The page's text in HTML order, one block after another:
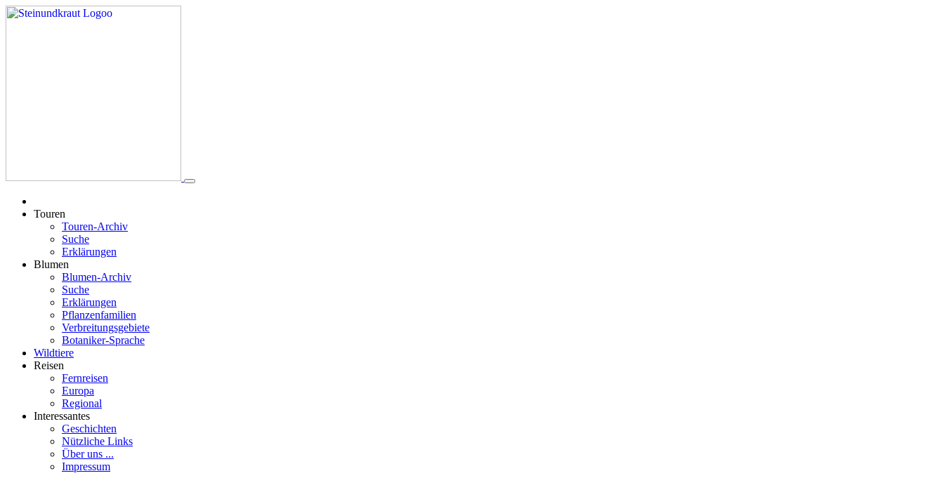
Touren
Touren-Archiv
Suche
Erklärungen
Blumen
Blumen-Archiv
Suche
Erklärungen
Pflanzenfamilien
Verbreitungsgebiete
Botaniker-Sprache
Wildtiere
Reisen
Fernreisen
Europa
Regional
Interessantes
Geschichten
Nützliche Links
Über uns ...
Impressum